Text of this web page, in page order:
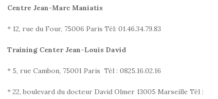
Centre Jean-Marc Maniatis
* 12, rue du Four, 75006 Paris Tél: 01.46.34.79.83
Training Center Jean-Louis David
* 5, rue Cambon, 75001 Paris Tél : 0825.16.02.16
* 22, boulevard du docteur David Olmer 13005 Marseille Tél :